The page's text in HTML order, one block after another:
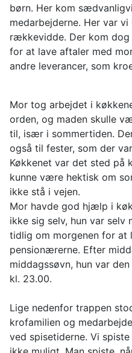
børn. Her kom
medarbejderne. Her var
rækkevidde. Der kom
for at lave aftaler med
andre leverancer, som
Mor tog arbejdet i
orden, og maden skulle
til, især i sommertiden.
også til fester, som der
Køkkenet var det sted på
kunne være hektisk om
ikke stå i vejen.
Mor havde god hjælp i
ikke sig selv, hun var selv
tidlig om morgenen for at
pensionærerne. Efter
middagssøvn, hun var
kl. 23.00.
Lige nedenfor trappen
krofamilien og
ved spisetiderne. Vi